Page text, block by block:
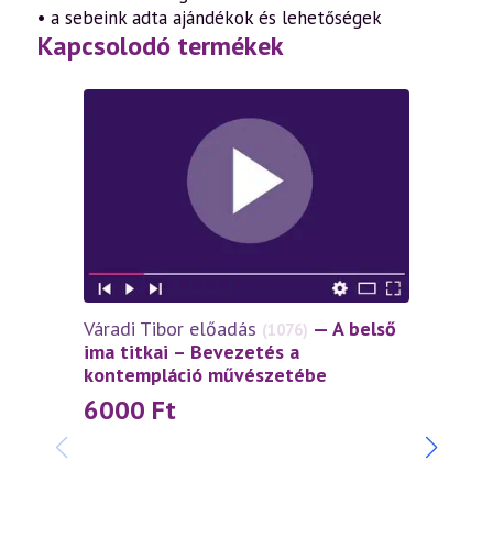
• a sebeink adta ajándékok és lehetőségek
Kapcsolodó termékek
Váradi Tibor előadás (1076) — A belső
ima titkai – Bevezetés a
kontempláció művészetébe
6000 Ft